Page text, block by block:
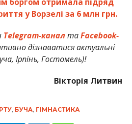
у Ворзелі за 6 млн грн.
Telegram-каналтаFacebook-
дізнаватися актуальні
Ірпінь, Гостомель)!
Вікторія Литвин
, БУЧА ГІМНАСТИКА